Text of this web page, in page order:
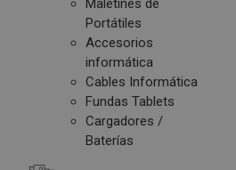
Maletines de
Portátiles
Accesorios
informática
Cables Informática
Fundas Tablets
Cargadores /
Baterías